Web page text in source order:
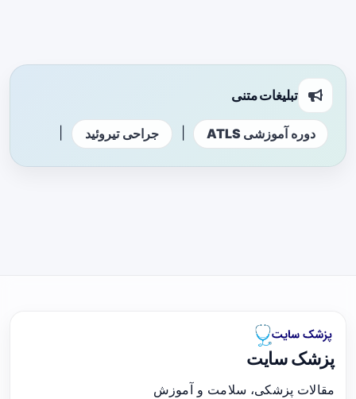
تبلیغات متنی
دوره آموزشی ATLS جراحی تیروئید
پزشک سایت
مقالات پزشکی، سلامت و آموزش